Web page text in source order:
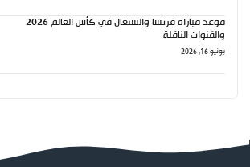
موعد مباراة فرنسا والسنغال في كأس العالم 2026
والقنوات الناقلة
يونيو 16, 2026